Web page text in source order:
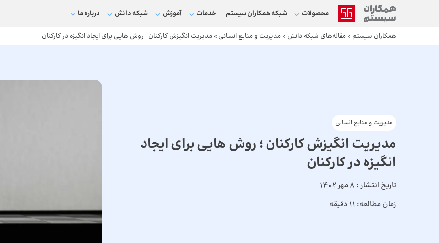
محصولات شبکه‌ همکاران سیستم خدمات آموزش شبکه دانش درباره ما
همکاران سیستم > مقاله‌های شبکه دانش > مدیریت و منابع انسانی > مدیریت انگیزش کارکنان ؛ روش هایی برای ایجاد انگیزه در کارکنان
مدیریت و منابع انسانی
مدیریت انگیزش کارکنان ؛ روش هایی برای ایجاد
انگیزه در کارکنان
تاریخ انتشار : 8 مهر 1402
زمان مطالعه: 11 دقیقه